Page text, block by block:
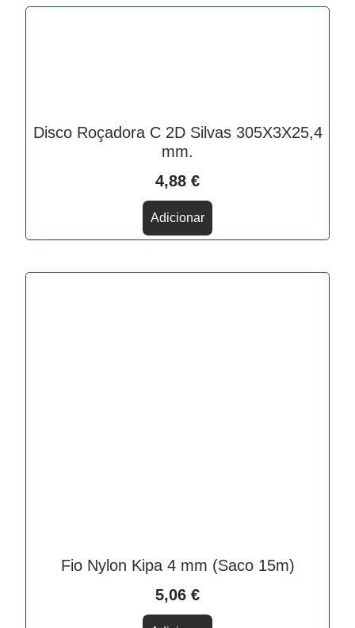
Disco Roçadora C 2D Silvas 305X3X25,4
mm.
4,88 €
Adicionar
Fio Nylon Kipa 4 mm (Saco 15m)
5,06 €